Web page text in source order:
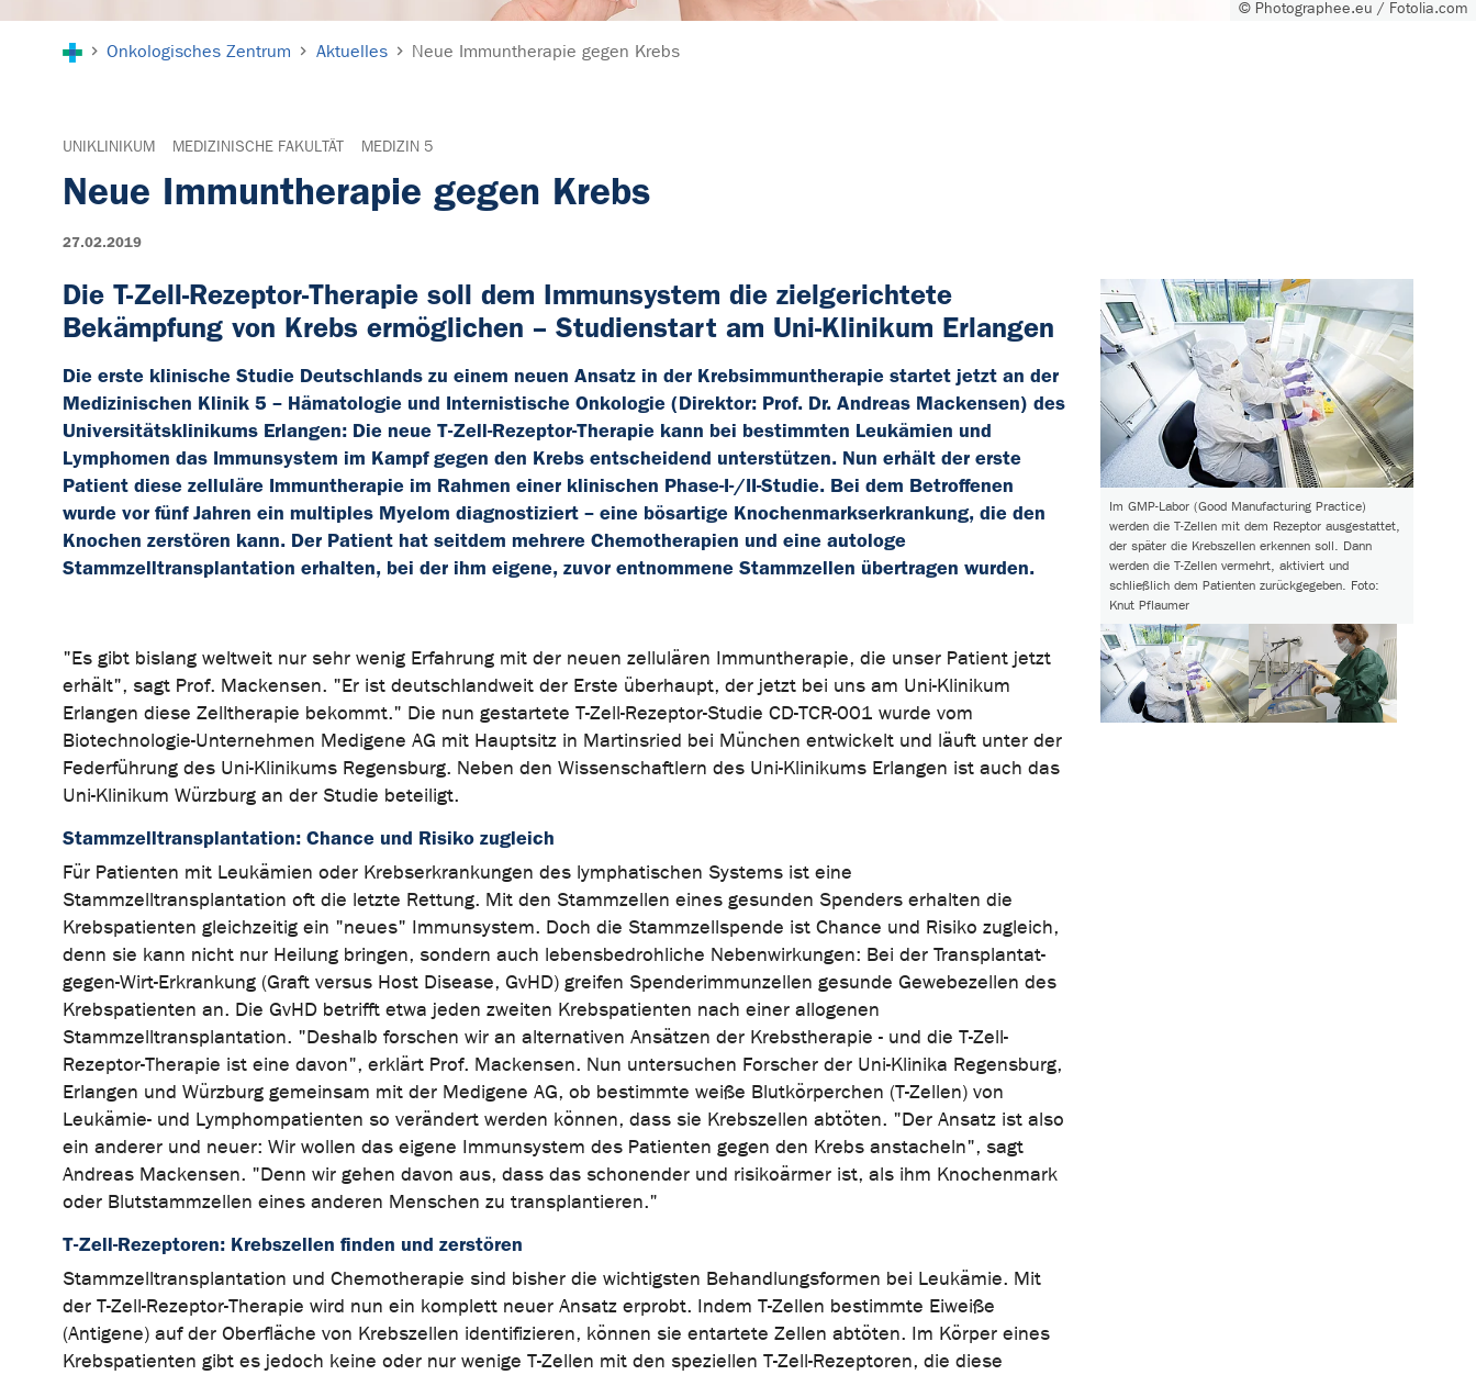
© Photographee.eu / Fotolia.com
Onkologisches Zentrum Aktuelles Neue Immuntherapie gegen Krebs
UNIKLINIKUM MEDIZINISCHE FAKULTÄT MEDIZIN 5
Neue Immuntherapie gegen Krebs
27.02.2019
Die T-Zell-Rezeptor-Therapie soll dem Immunsystem die zielgerichtete
Bekämpfung von Krebs ermöglichen – Studienstart am Uni-Klinikum Erlangen
Die erste klinische Studie Deutschlands zu einem neuen Ansatz in der Krebsimmuntherapie startet jetzt an der
Medizinischen Klinik 5 – Hämatologie und Internistische Onkologie (Direktor: Prof. Dr. Andreas Mackensen) des
Universitätsklinikums Erlangen: Die neue T-Zell-Rezeptor-Therapie kann bei bestimmten Leukämien und
Lymphomen das Immunsystem im Kampf gegen den Krebs entscheidend unterstützen. Nun erhält der erste
Patient diese zelluläre Immuntherapie im Rahmen einer klinischen Phase-I-/II-Studie. Bei dem Betroffenen
wurde vor fünf Jahren ein multiples Myelom diagnostiziert – eine bösartige Knochenmarkserkrankung, die den
Knochen zerstören kann. Der Patient hat seitdem mehrere Chemotherapien und eine autologe
Stammzelltransplantation erhalten, bei der ihm eigene, zuvor entnommene Stammzellen übertragen wurden.
"Es gibt bislang weltweit nur sehr wenig Erfahrung mit der neuen zellulären Immuntherapie, die unser Patient jetzt
erhält", sagt Prof. Mackensen. "Er ist deutschlandweit der Erste überhaupt, der jetzt bei uns am Uni-Klinikum
Erlangen diese Zelltherapie bekommt." Die nun gestartete T-Zell-Rezeptor-Studie CD-TCR-001 wurde vom
Biotechnologie-Unternehmen Medigene AG mit Hauptsitz in Martinsried bei München entwickelt und läuft unter der
Federführung des Uni-Klinikums Regensburg. Neben den Wissenschaftlern des Uni-Klinikums Erlangen ist auch das
Uni-Klinikum Würzburg an der Studie beteiligt.
Stammzelltransplantation: Chance und Risiko zugleich
Für Patienten mit Leukämien oder Krebserkrankungen des lymphatischen Systems ist eine
Stammzelltransplantation oft die letzte Rettung. Mit den Stammzellen eines gesunden Spenders erhalten die
Krebspatienten gleichzeitig ein "neues" Immunsystem. Doch die Stammzellspende ist Chance und Risiko zugleich,
denn sie kann nicht nur Heilung bringen, sondern auch lebensbedrohliche Nebenwirkungen: Bei der Transplantat-
gegen-Wirt-Erkrankung (Graft versus Host Disease, GvHD) greifen Spenderimmunzellen gesunde Gewebezellen des
Krebspatienten an. Die GvHD betrifft etwa jeden zweiten Krebspatienten nach einer allogenen
Stammzelltransplantation. "Deshalb forschen wir an alternativen Ansätzen der Krebstherapie - und die T-Zell-
Rezeptor-Therapie ist eine davon", erklärt Prof. Mackensen. Nun untersuchen Forscher der Uni-Klinika Regensburg,
Erlangen und Würzburg gemeinsam mit der Medigene AG, ob bestimmte weiße Blutkörperchen (T-Zellen) von
Leukämie- und Lymphompatienten so verändert werden können, dass sie Krebszellen abtöten. "Der Ansatz ist also
ein anderer und neuer: Wir wollen das eigene Immunsystem des Patienten gegen den Krebs anstacheln", sagt
Andreas Mackensen. "Denn wir gehen davon aus, dass das schonender und risikoärmer ist, als ihm Knochenmark
oder Blutstammzellen eines anderen Menschen zu transplantieren."
T-Zell-Rezeptoren: Krebszellen finden und zerstören
Stammzelltransplantation und Chemotherapie sind bisher die wichtigsten Behandlungsformen bei Leukämie. Mit
der T-Zell-Rezeptor-Therapie wird nun ein komplett neuer Ansatz erprobt. Indem T-Zellen bestimmte Eiweiße
(Antigene) auf der Oberfläche von Krebszellen identifizieren, können sie entartete Zellen abtöten. Im Körper eines
Krebspatienten gibt es jedoch keine oder nur wenige T-Zellen mit den speziellen T-Zell-Rezeptoren, die diese
Im GMP-Labor (Good Manufacturing Practice)
werden die T-Zellen mit dem Rezeptor ausgestattet,
der später die Krebszellen erkennen soll. Dann
werden die T-Zellen vermehrt, aktiviert und
schließlich dem Patienten zurückgegeben. Foto:
Knut Pflaumer